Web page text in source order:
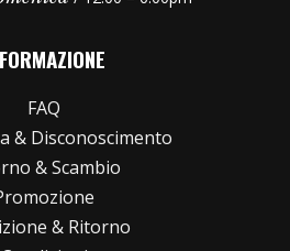
FAQ
& Disconoscimento
& Scambio
& Ritorno